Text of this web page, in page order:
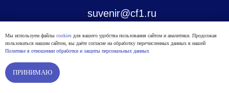
Мы используем файлы cookies для вашего удобства пользования сайтом и аналитики. Продолжая
пользоваться нашим сайтом, вы даёте согласие на обработку перечисленных данных в нашей
Политике в отношении обработки и защиты персональных данных
ПРИНИМАЮ